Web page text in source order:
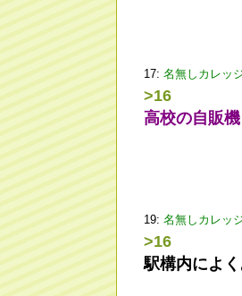
17: 名無しカレッ
>16
高校の自販
19: 名無しカレッ
>16
駅構内によ